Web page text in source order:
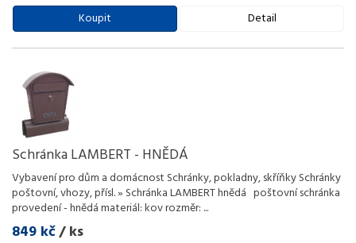
Koupit
Detail
Schránka LAMBERT - HNĚDÁ
Vybavení pro dům a domácnost Schránky, pokladny, skříňky Schránky
poštovní, vhozy, přísl. » Schránka LAMBERT hnědá poštovní schránka
provedení - hnědá materiál: kov rozměr: ...
849 kč/ ks